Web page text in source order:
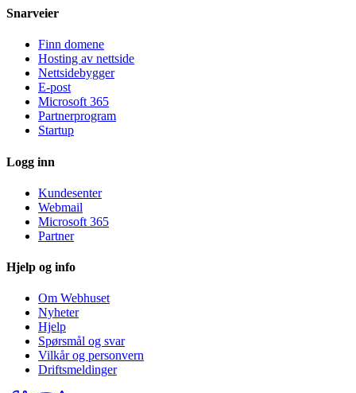
Snarveier
Finn domene
Hosting av nettside
Nettsidebygger
E-post
Microsoft 365
Partnerprogram
Startup
Logg inn
Kundesenter
Webmail
Microsoft 365
Partner
Hjelp og info
Om Webhuset
Nyheter
Hjelp
Spørsmål og svar
Vilkår og personvern
Driftsmeldinger